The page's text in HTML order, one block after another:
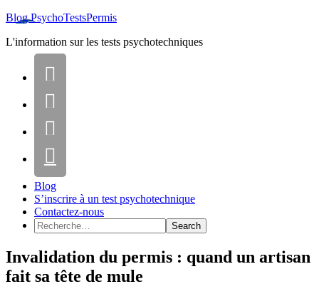
Blog PsychoTestsPermis
L'information sur les tests psychotechniques




Blog
S’inscrire à un test psychotechnique
Contactez-nous
Invalidation du permis : quand un artisan
fait sa tête de mule